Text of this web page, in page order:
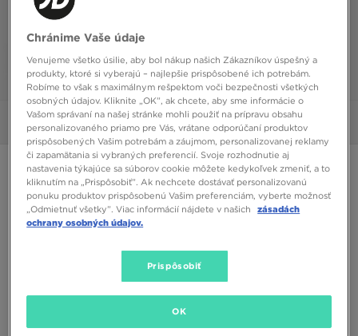
Obrázky 360°
VANS OLD SKOOL QUILTED
45,00 €
Vybrať veľkosť
EU US
Chránime Vaše údaje
Venujeme všetko úsilie, aby bol nákup našich Zákazníkov úspešný a
produkty, ktoré si vyberajú – najlepšie prispôsobené ich potrebám.
Robíme to však s maximálnym rešpektom voči bezpečnosti všetkých
osobných údajov. Kliknite „OK”, ak chcete, aby sme informácie o
Vašom správaní na našej stránke mohli použiť na prípravu obsahu
personalizovaného priamo pre Vás, vrátane odporúčaní produktov
prispôsobených Vašim potrebám a záujmom, personalizovanej reklamy
či zapamätania si vybraných preferencií. Svoje rozhodnutie aj
nastavenia týkajúce sa súborov cookie môžete kedykoľvek zmeniť, a to
kliknutím na „Prispôsobiť”. Ak nechcete dostávať personalizovanú
ponuku produktov prispôsobenú Vašim preferenciám, vyberte možnosť
„Odmietnuť všetky”. Viac informácií nájdete v našich
zásadách
ochrany osobných údajov.
Prispôsobiť
OK